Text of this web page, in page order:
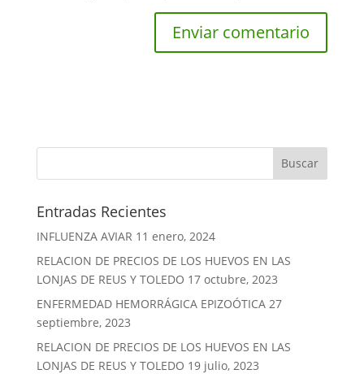
Entradas Recientes
INFLUENZA AVIAR 11 enero, 2024
RELACION DE PRECIOS DE LOS HUEVOS EN LAS
LONJAS DE REUS Y TOLEDO 17 octubre, 2023
ENFERMEDAD HEMORRÁGICA EPIZOÓTICA 27
septiembre, 2023
RELACION DE PRECIOS DE LOS HUEVOS EN LAS
LONJAS DE REUS Y TOLEDO 19 julio, 2023